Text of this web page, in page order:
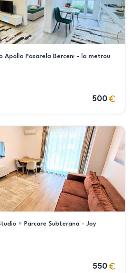
Apollo Pasarela Berceni - la metrou
500
+ Parcare Subterana - Joy
550